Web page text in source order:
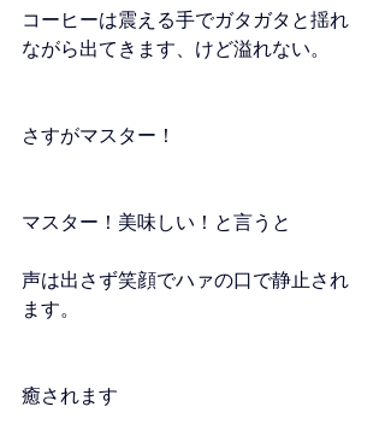
コーヒーは震える手でガタガタと揺れ
ながら出てきます、けど溢れない。
さすがマスター！
マスター！美味しい！と言うと
声は出さず笑顔でハァの口で静止され
ます。
癒されます